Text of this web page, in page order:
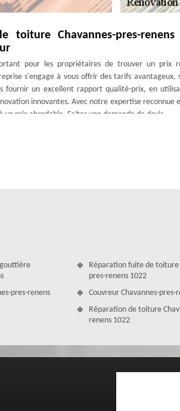
toiture Chavannes-pres-
pour les propriétaires de trouver un prix
s'engage à vous offrir des tarifs avantageux,
fournir un excellent rapport qualité-prix, en
innovantes. Avec notre expertise reconnue
un prix abordable. Faites une demande de devis.
pres-renens
Réparation fuite de toiture
pres-renens 1022
Couvreur Chavannes-pres-
Réparation de toiture
renens 1022